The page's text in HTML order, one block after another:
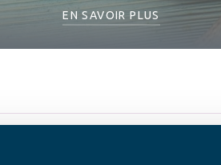
EN SAVOIR PLUS